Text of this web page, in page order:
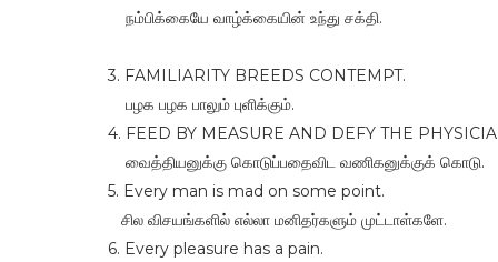
நம்பிக்கையே வாழ்க்கையின் உந்து சக்தி.
3. FAMILIARITY BREEDS CONTEMPT.
பழக பழக பாலும் புளிக்கும்.
4. FEED BY MEASURE AND DEFY THE
வைத்தியனுக்கு கொடுப்பதைவிட வணிகனுக்குக் கொடு.
5. Every man is mad on some point.
சில விசயங்களில் எல்லா மனிதர்களும் முட்டாள்களே.
6. Every pleasure has a pain.